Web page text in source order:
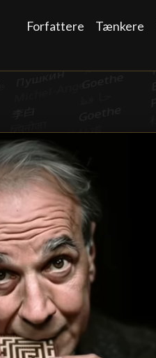
Forfattere Tænkere